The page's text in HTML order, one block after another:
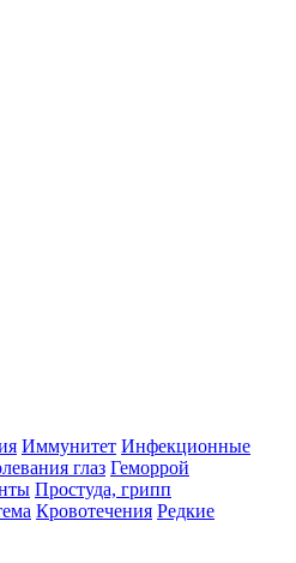
Иммунитет Инфекционные
глаз Геморрой
Простуда, грипп
Кровотечения Редкие